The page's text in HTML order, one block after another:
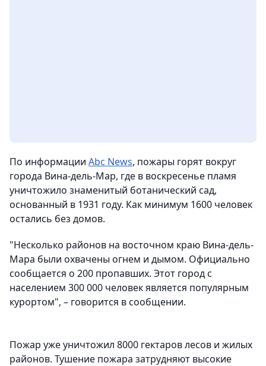
По информации Аbc News, пожары горят вокруг
города Вина-дель-Мар, где в воскресенье пламя
уничтожило знаменитый ботанический сад,
основанный в 1931 году. Как минимум 1600 человек
остались без домов.
"Несколько районов на восточном краю Вина-дель-
Мара были охвачены огнем и дымом. Официально
сообщается о 200 пропавших. Этот город с
населением 300 000 человек является популярным
курортом", – говорится в сообщении.
Пожар уже уничтожил 8000 гектаров лесов и жилых
районов. Тушение пожара затрудняют высокие